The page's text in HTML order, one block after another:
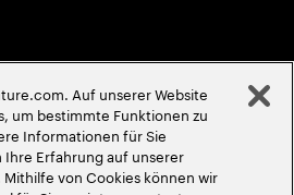
vorbehalten
Auf unserer Website
um bestimmte Funktionen zu
Informationen für Sie
Erfahrung auf unserer
von Cookies können wir